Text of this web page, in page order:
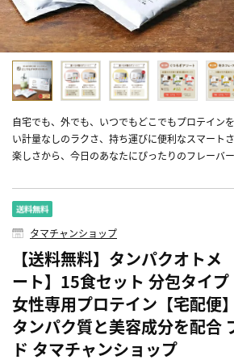
自宅でも、外でも、いつでもどこでもプロテイン
い計量なしのラクさ、持ち運びに便利なスマート
楽しさから、今日のあなたにぴったりのフレーバー
タマチャンショップ
【送料無料】タンパクオトメ
ート】15食セット 分包タイ
女性専用プロテイン【宅配便
タンパク質と美容成分を配合
ド タマチャンショップ